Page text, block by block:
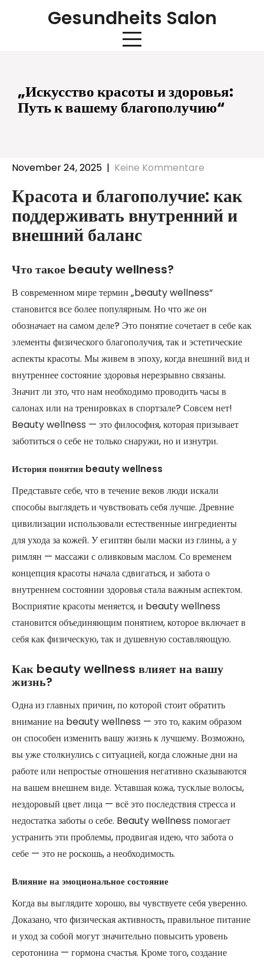
Gesundheits Salon
„Искусство красоты и здоровья:
Путь к вашему благополучию“
November 24, 2025 | Keine Kommentare
Красота и благополучие: как
поддерживать внутренний и
внешний баланс
Что такое beauty wellness?
В современном мире термин „beauty wellness“
становится все более популярным. Но что же он
обозначает на самом деле? Это понятие сочетает в себе как
элементы физического благополучия, так и эстетические
аспекты красоты. Мы живем в эпоху, когда внешний вид и
внутреннее состояние здоровья нерезрывно связаны.
Значит ли это, что нам необходимо проводить часы в
салонах или на тренировках в спортзале? Совсем нет!
Beauty wellness — это философия, которая призывает
заботиться о себе не только снаружи, но и изнутри.
История понятия beauty wellness
Представьте себе, что в течение веков люди искали
способы выглядеть и чувствовать себя лучше. Древние
цивилизации использовали естественные ингредиенты
для ухода за кожей. У египтян были маски из глины, а у
римлян — массажи с оливковым маслом. Со временем
концепция красоты начала сдвигаться, и забота о
внутреннем состоянии здоровья стала важным аспектом.
Восприятие красоты меняется, и beauty wellness
становится объединяющим понятием, которое включает в
себя как физическую, так и душевную составляющую.
Как beauty wellness влияет на вашу
жизнь?
Одна из главных причин, по которой стоит обратить
внимание на beauty wellness — это то, каким образом
он способен изменить вашу жизнь к лучшему. Возможно,
вы уже столкнулись с ситуацией, когда сложные дни на
работе или непростые отношения негативно сказываются
на вашем внешнем виде. Уставшая кожа, тусклые волосы,
нездоровый цвет лица — всё это последствия стресса и
недостатка заботы о себе. Beauty wellness помогает
устранить эти проблемы, продвигая идею, что забота о
себе — это не роскошь, а необходимость.
Влияние на эмоциональное состояние
Когда вы выглядите хорошо, вы чувствуете себя уверенно.
Доказано, что физическая активность, правильное питание
и уход за собой могут значительно повысить уровень
серотонина — гормона счастья. Кроме того, создание